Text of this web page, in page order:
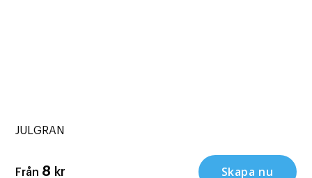
JULGRAN
Från 8 kr Skapa nu